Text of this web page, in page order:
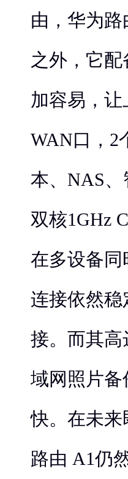
由，华为
之外，它
加容易，
WAN口，2
本、NAS
双核1GHz
在多设备
连接依然稳
接。而其高
域网照片
快。在未
路由 A1仍